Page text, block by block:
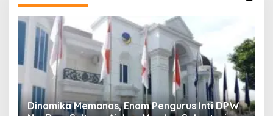
Musda V Demokrat Sulteng Molor Dua Hari,